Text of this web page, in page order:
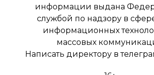
информации выдана
службой по надзору в
информационных
массовых
Написать директору в